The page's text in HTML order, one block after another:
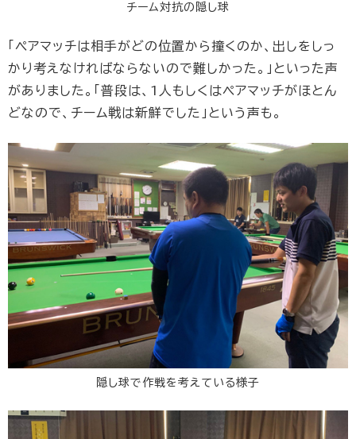
チーム対抗の隠し球
「ペアマッチは相手がどの位置から撞くのか、出しをしっ
かり考えなければならないので難しかった。」といった声
がありました。「普段は、1人もしくはペアマッチがほとん
どなので、チーム戦は新鮮でした」という声も。
隠し球で作戦を考えている様子